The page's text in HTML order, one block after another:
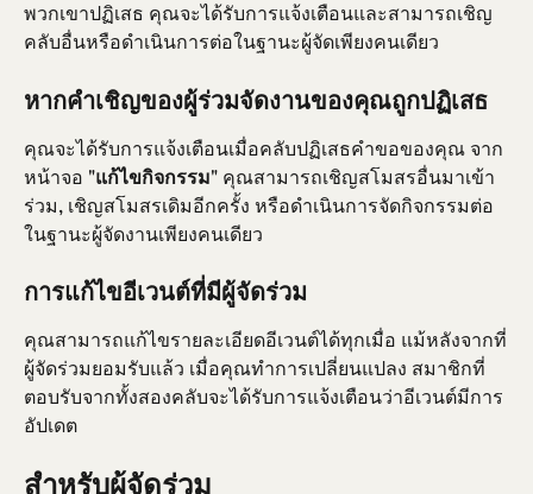
พวกเขาปฏิเสธ คุณจะได้รับการแจ้งเตือนและสามารถเชิญ
คลับอื่นหรือดำเนินการต่อในฐานะผู้จัดเพียงคนเดียว
หากคำเชิญของผู้ร่วมจัดงานของคุณถูกปฏิเสธ
คุณจะได้รับการแจ้งเตือนเมื่อคลับปฏิเสธคำขอของคุณ จาก
หน้าจอ "แก้ไขกิจกรรม" คุณสามารถเชิญสโมสรอื่นมาเข้า
ร่วม, เชิญสโมสรเดิมอีกครั้ง หรือดำเนินการจัดกิจกรรมต่อ
ในฐานะผู้จัดงานเพียงคนเดียว
การแก้ไขอีเวนต์ที่มีผู้จัดร่วม
คุณสามารถแก้ไขรายละเอียดอีเวนต์ได้ทุกเมื่อ แม้หลังจากที่
ผู้จัดร่วมยอมรับแล้ว เมื่อคุณทำการเปลี่ยนแปลง สมาชิกที่
ตอบรับจากทั้งสองคลับจะได้รับการแจ้งเตือนว่าอีเวนต์มีการ
อัปเดต
สำหรับผู้จัดร่วม